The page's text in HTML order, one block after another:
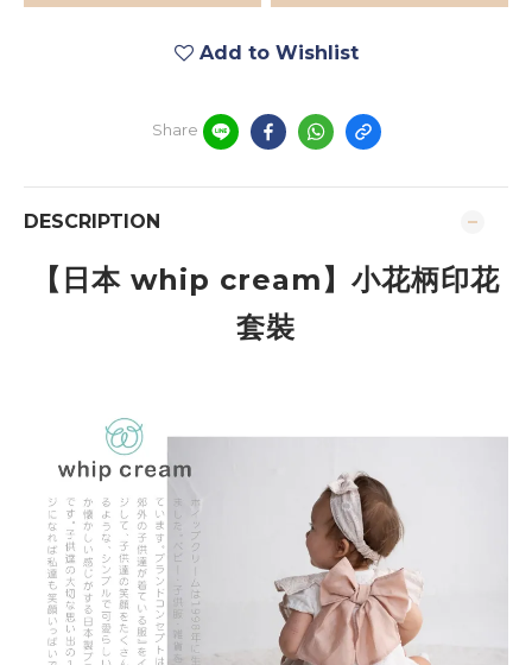
Add to Wishlist
Share
DESCRIPTION
【日本 whip cream】 小花柄印花
套裝